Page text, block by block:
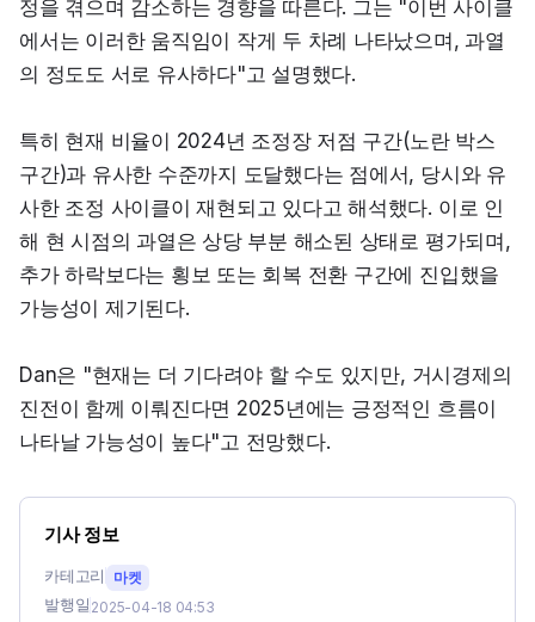
정을 겪으며 감소하는 경향을 따른다. 그는 "이번 사이클
에서는 이러한 움직임이 작게 두 차례 나타났으며, 과열
의 정도도 서로 유사하다"고 설명했다.
특히 현재 비율이 2024년 조정장 저점 구간(노란 박스
구간)과 유사한 수준까지 도달했다는 점에서, 당시와 유
사한 조정 사이클이 재현되고 있다고 해석했다. 이로 인
해 현 시점의 과열은 상당 부분 해소된 상태로 평가되며,
추가 하락보다는 횡보 또는 회복 전환 구간에 진입했을
가능성이 제기된다.
Dan은 "현재는 더 기다려야 할 수도 있지만, 거시경제의
진전이 함께 이뤄진다면 2025년에는 긍정적인 흐름이
나타날 가능성이 높다"고 전망했다.
기사 정보
카테고리 마켓
발행일 2025-04-18 04:53